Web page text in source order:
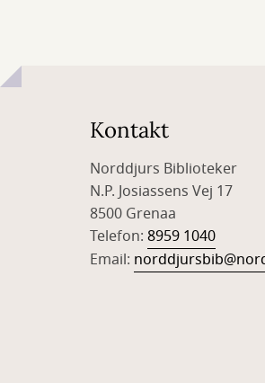
Kontakt
Norddjurs Biblioteker
N.P. Josiassens Vej 17
8500 Grenaa
Telefon: 8959 1040
Email: